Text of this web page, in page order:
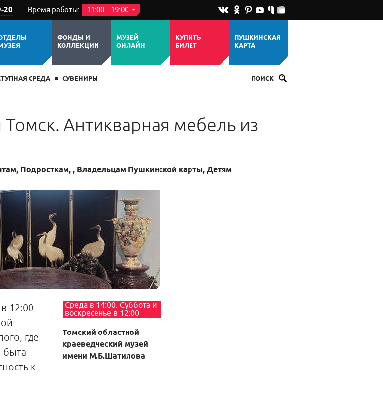
20 Время работы: 11:00 – 19:00
ФОНДЫ И
КОЛЛЕКЦИИ
МУЗЕЙ
ОНЛАЙН
КУПИТЬ
БИЛЕТ
ПУШКИНСКАЯ
КАРТА
СРЕДА СУВЕНИРЫ ПОИСК
Томск. Антикварная мебель из
Подросткам, , Владельцам Пушкинской карты, Детям
12:00
где
быта
к
Среда в 14:00. Суббота и
воскресенье в 12:00
Томский областной
краеведческий музей
имени М.Б.Шатилова
СОБЫТИЯ